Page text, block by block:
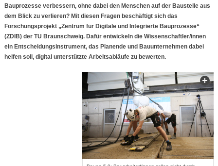
Bauprozesse verbessern, ohne dabei den Menschen auf der Baustelle aus
dem Blick zu verlieren? Mit diesen Fragen beschäftigt sich das
Forschungsprojekt „Zentrum für Digitale und Integrierte Bauprozesse“
(ZDIB) der TU Braunschweig. Dafür entwickeln die Wissenschaftler/innen
ein Entscheidungsinstrument, das Planende und Bauunternehmen dabei
helfen soll, digital unterstützte Arbeitsabläufe zu bewerten.